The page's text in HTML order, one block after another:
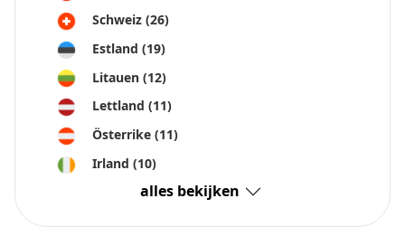
Schweiz (26)
Estland (19)
Litauen (12)
Lettland (11)
Österrike (11)
Irland (10)
alles bekijken